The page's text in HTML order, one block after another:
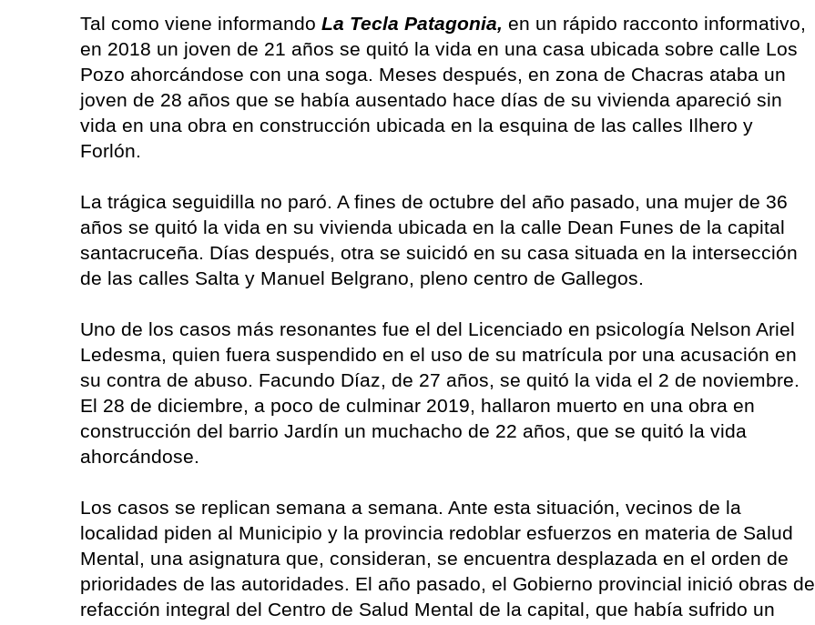
Tal como viene informando La Tecla Patagonia, en un rápido racconto informativo,
en 2018 un joven de 21 años se quitó la vida en una casa ubicada sobre calle Los
Pozo ahorcándose con una soga. Meses después, en zona de Chacras ataba un
joven de 28 años que se había ausentado hace días de su vivienda apareció sin
vida en una obra en construcción ubicada en la esquina de las calles Ilhero y
Forlón.
La trágica seguidilla no paró. A fines de octubre del año pasado, una mujer de 36
años se quitó la vida en su vivienda ubicada en la calle Dean Funes de la capital
santacruceña. Días después, otra se suicidó en su casa situada en la intersección
de las calles Salta y Manuel Belgrano, pleno centro de Gallegos.
Uno de los casos más resonantes fue el del Licenciado en psicología Nelson Ariel
Ledesma, quien fuera suspendido en el uso de su matrícula por una acusación en
su contra de abuso. Facundo Díaz, de 27 años, se quitó la vida el 2 de noviembre.
El 28 de diciembre, a poco de culminar 2019, hallaron muerto en una obra en
construcción del barrio Jardín un muchacho de 22 años, que se quitó la vida
ahorcándose.
Los casos se replican semana a semana. Ante esta situación, vecinos de la
localidad piden al Municipio y la provincia redoblar esfuerzos en materia de Salud
Mental, una asignatura que, consideran, se encuentra desplazada en el orden de
prioridades de las autoridades. El año pasado, el Gobierno provincial inició obras de
refacción integral del Centro de Salud Mental de la capital, que había sufrido un